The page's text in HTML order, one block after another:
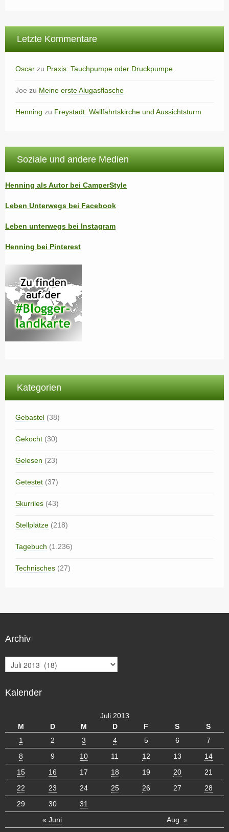
Letzte Kommentare
Oscar zu Praxis: Tauchpumpe oder Druckpumpe
Joe zu Meine erste Alugasflasche
Henning zu Freystadt: Wallfahrtskirche und Aussichtsturm
Soziale und andere Medien
Henning als Autor bei CamperStyle
Leben Unterwegs bei Facebook
Leben unterwegs bei Instagram
Henning bei Pinterest
Kategorien
Gebastel (38)
Gekocht (30)
Gelesen (23)
Getestet (37)
Skurriles (43)
Stellplätze (218)
Tagebuch (1.236)
Technisches (27)
Archiv
r
h
Kalender
Juli 2013
M
D M D F S S
« Juni Aug. »
1 2 3 4 5 6
7
8
9 10 11 12 13
14
15
16 17 18 19 20
21
22
23 24 25 26 27
28
29
30 31